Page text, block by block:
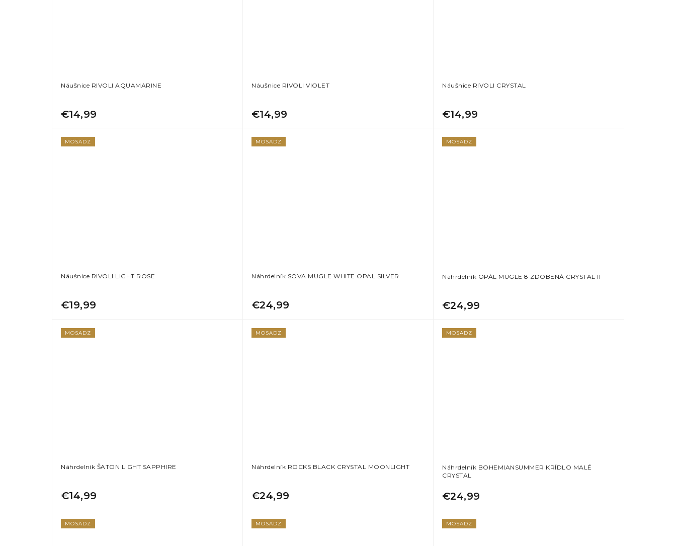
Náušnice RIVOLI AQUAMARINE
€14,99
Náušnice RIVOLI VIOLET
€14,99
Náušnice RIVOLI CRYSTAL
€14,99
MOSADZ
Náušnice RIVOLI LIGHT ROSE
€19,99
MOSADZ
Náhrdelník SOVA MUGLE WHITE OPAL SILVER
€24,99
MOSADZ
Náhrdelník OPÁL MUGLE 8 ZDOBENÁ CRYSTAL II
€24,99
MOSADZ
Náhrdelník ŠATON LIGHT SAPPHIRE
€14,99
MOSADZ
Náhrdelník ROCKS BLACK CRYSTAL MOONLIGHT
€24,99
MOSADZ
Náhrdelník BOHEMIANSUMMER KRÍDLO MALÉ
CRYSTAL
€24,99
MOSADZ MOSADZ MOSADZ